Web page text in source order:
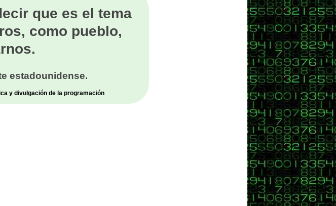
que es el tema
como pueblo,
estadounidense.
y divulgación de la programación